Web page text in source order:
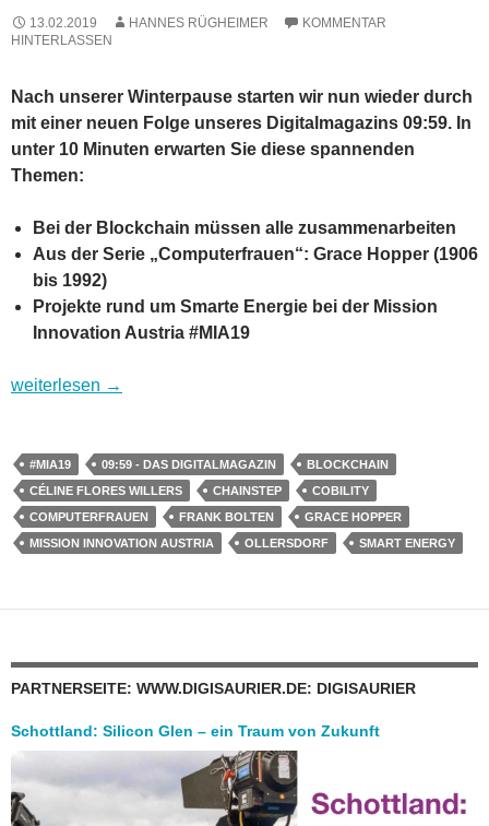
13.02.2019 HANNES RÜGHEIMER
KOMMENTAR
HINTERLASSEN
Nach unserer Winterpause starten wir nun wieder durch
mit einer neuen Folge unseres Digitalmagazins 09:59. In
unter 10 Minuten erwarten Sie diese spannenden
Themen:
Bei der Blockchain müssen alle zusammenarbeiten
Aus der Serie „Computerfrauen“: Grace Hopper (1906
bis 1992)
Projekte rund um Smarte Energie bei der Mission
Innovation Austria #MIA19
09:59 – das Digitalmagazin: Von Job Hopping,
weiterlesen →
#MIA19 09:59 - DAS DIGITALMAGAZIN
BLOCKCHAIN
CÉLINE FLORES WILLERS
CHAINSTEP
COBILITY
COMPUTERFRAUEN
FRANK BOLTEN
GRACE HOPPER
MISSION INNOVATION AUSTRIA
OLLERSDORF SMART ENERGY
PARTNERSEITE: WWW.DIGISAURIER.DE: DIGISAURIER
Schottland: Silicon Glen – ein Traum von Zukunft